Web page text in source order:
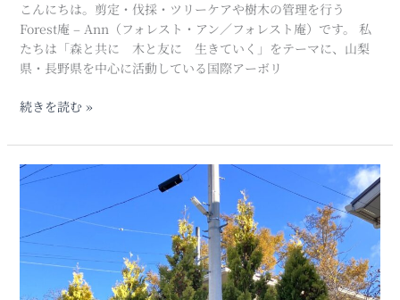
こんにちは。剪定・伐採・ツリーケアや樹木の管理を行う
Forest庵 – Ann（フォレスト・アン／フォレスト庵）です。 私
たちは「森と共に 木と友に 生きていく」をテーマに、山梨
県・長野県を中心に活動している国際アーボリ
え
る
た
め
剪
続きを読む »
長
茅